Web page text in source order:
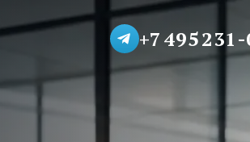
+7 495